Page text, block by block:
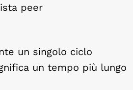
peer
un singolo ciclo
un tempo più lungo